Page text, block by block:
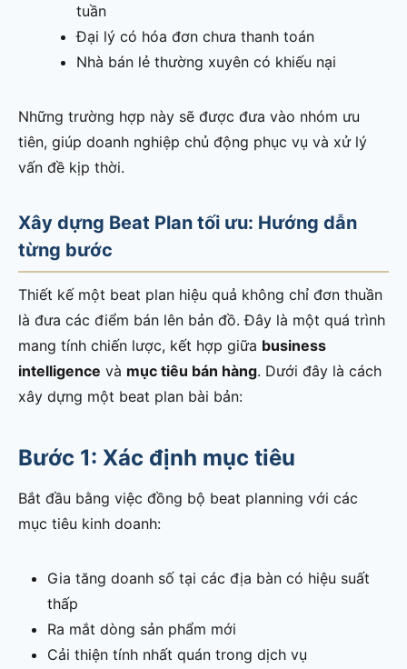
tuần
Đại lý có hóa đơn chưa thanh toán
Nhà bán lẻ thường xuyên có khiếu nại
Những trường hợp này sẽ được đưa vào nhóm ưu
tiên, giúp doanh nghiệp chủ động phục vụ và xử lý
vấn đề kịp thời.
Xây dựng Beat Plan tối ưu: Hướng dẫn
từng bước
Thiết kế một beat plan hiệu quả không chỉ đơn thuần
là đưa các điểm bán lên bản đồ. Đây là một quá trình
mang tính chiến lược, kết hợp giữa business
intelligence và mục tiêu bán hàng. Dưới đây là cách
xây dựng một beat plan bài bản:
Bước 1: Xác định mục tiêu
Bắt đầu bằng việc đồng bộ beat planning với các
mục tiêu kinh doanh:
Gia tăng doanh số tại các địa bàn có hiệu suất
thấp
Ra mắt dòng sản phẩm mới
Cải thiện tính nhất quán trong dịch vụ